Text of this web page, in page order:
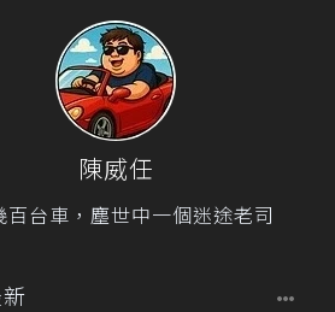
陳威任
百台車，塵世中一個迷途老司